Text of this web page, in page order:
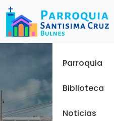
Menu
Inicio
Parroquia
Biblioteca
Noticias